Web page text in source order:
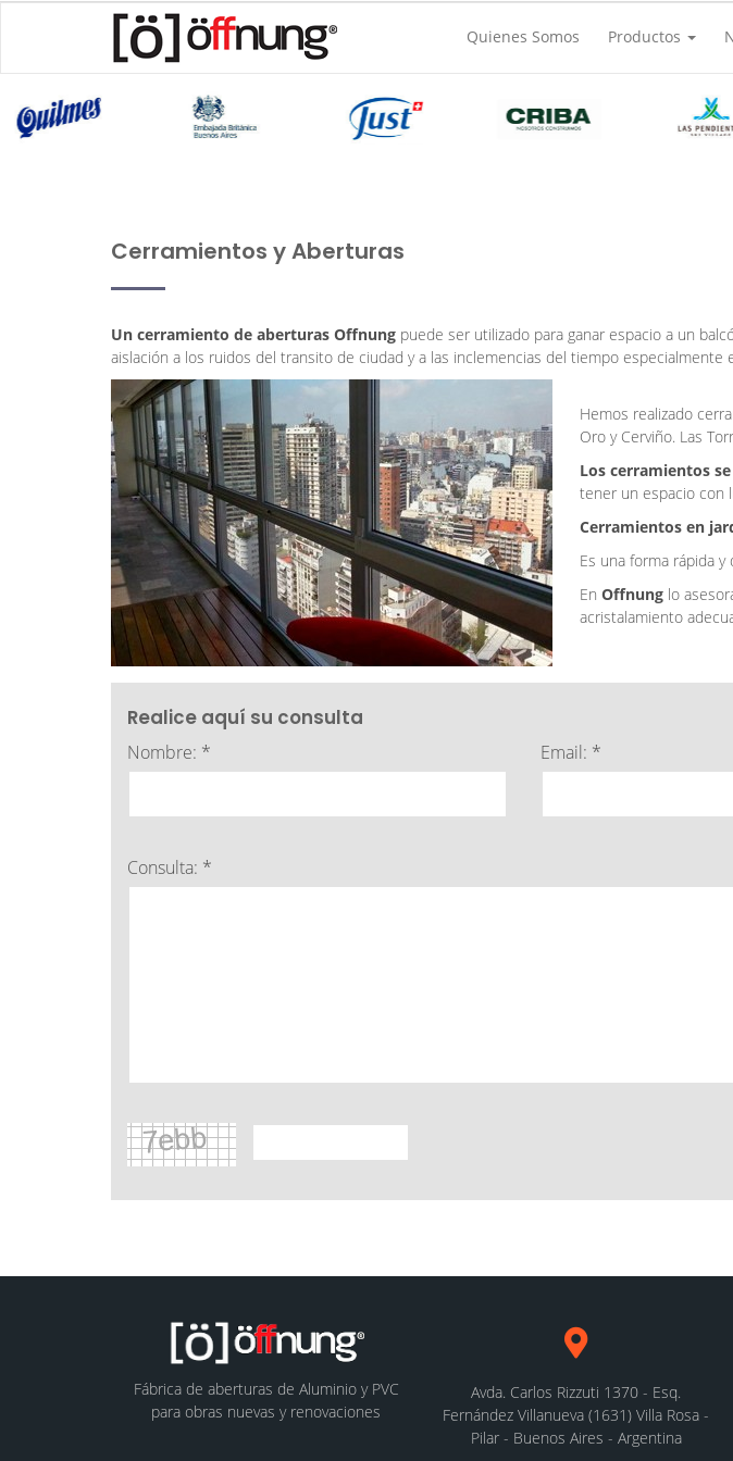
Quienes Somos Productos
Cerramientos y Aberturas
Un cerramiento de aberturas Offnung puede ser utilizado para ganar espacio a un
aislación a los ruidos del transito de ciudad y a las inclemencias del tiempo especialmente
Hemos realizado
Oro y Cerviño. Las
Los cerramientos
tener un espacio con
Cerramientos en
Es una forma rápida
En Offnung lo
acristalamiento
Realice aquí su consulta
Nombre: * Email: *
Consulta: *
Fábrica de aberturas de Aluminio y PVC
para obras nuevas y renovaciones
Avda. Carlos Rizzuti 1370 - Esq.
Fernández Villanueva (1631) Villa Rosa -
Pilar - Buenos Aires - Argentina